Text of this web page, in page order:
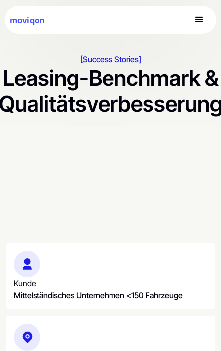
[Success Stories]
Leasing-Benchmark &
Kunde
Mittelständisches Unternehmen <150 Fahrzeuge